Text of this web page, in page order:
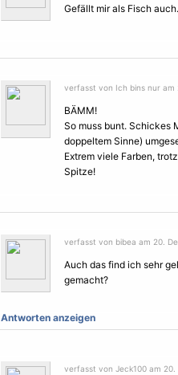
Gefällt mir als Fisch auch.
verfasst von Ich bins nur am
BÄMM!
So muss bunt. Schickes
doppeltem Sinne)
Extrem viele Farben,
Spitze!
verfasst von bibea am 20.
Auch das find ich sehr
gemacht?
Antworten anzeigen
verfasst von Jeck100 am 20.